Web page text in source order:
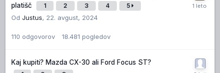
platišč
1 2 3 4 5
Od Justus, 22. avgust, 2024
110 odgovorov 18.481 pogledov
Kaj kupiti? Mazda CX-30 ali Ford Focus ST?